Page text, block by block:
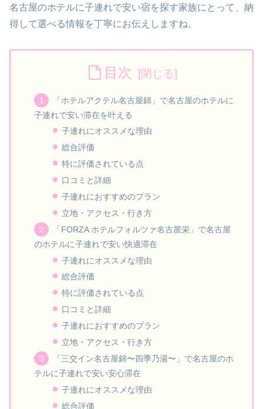
名古屋のホテルに子連れで安い宿を探す家族にとって、納
得して選べる情報を丁寧にお伝えしますね。
目次
「ホテルアクテル名古屋錦」で名古屋のホテルに
子連れで安い滞在を叶える
子連れにオススメな理由
総合評価
特に評価されている点
口コミと詳細
子連れにおすすめのプラン
立地・アクセス・行き方
「FORZA ホテルフォルツァ名古屋栄」で名古屋
のホテルに子連れで安い快適滞在
子連れにオススメな理由
総合評価
特に評価されている点
口コミと詳細
子連れにおすすめのプラン
立地・アクセス・行き方
「三交イン名古屋錦〜四季乃湯〜」で名古屋のホ
テルに子連れで安い安心滞在
子連れにオススメな理由
総合評価